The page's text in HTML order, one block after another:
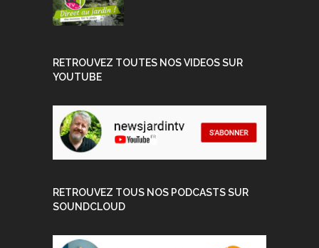
RETROUVEZ TOUTES NOS VIDEOS SUR
YOUTUBE
RETROUVEZ TOUS NOS PODCASTS SUR
SOUNDCLOUD